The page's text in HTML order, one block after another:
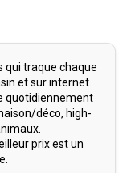
qui traque chaque
et sur internet.
quotidiennement
déco, high-
prix est un